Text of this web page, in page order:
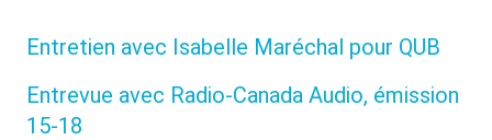
Entretien avec Isabelle Maréchal pour QUB
Entrevue avec Radio-Canada Audio, émission
15-18